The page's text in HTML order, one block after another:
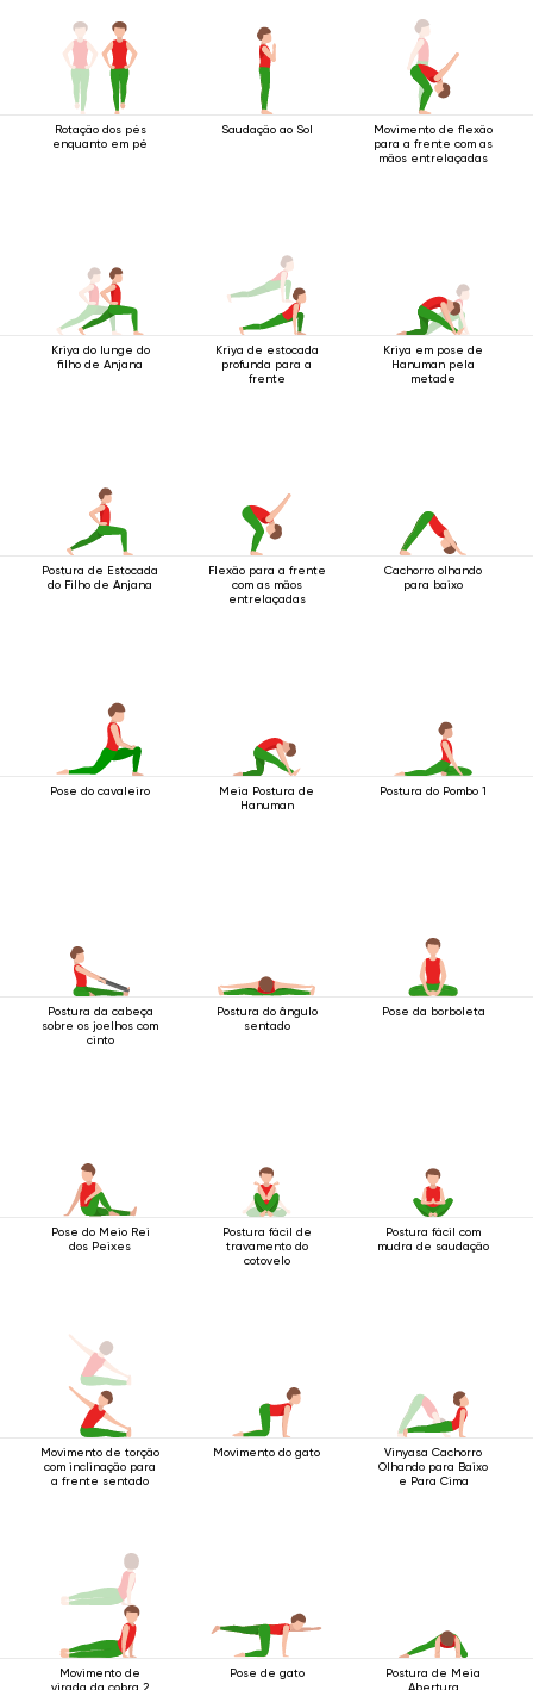
Rotação dos pés
enquanto em pé
Saudação ao Sol
Movimento de flexão
para a frente com as
mãos entrelaçadas
Kriya do lunge do
filho de Anjana
Kriya de estocada
profunda para a
frente
Kriya em pose de
Hanuman pela
metade
Postura de Estocada
do Filho de Anjana
Flexão para a frente
com as mãos
entrelaçadas
Cachorro olhando
para baixo
Pose do cavaleiro
Meia Postura de
Hanuman
Postura do Pombo 1
Postura da cabeça
sobre os joelhos com
cinto
Postura do ângulo
sentado
Pose da borboleta
Pose do Meio Rei
dos Peixes
Postura fácil de
travamento do
cotovelo
Postura fácil com
mudra de saudação
Movimento de torção
com inclinação para
a frente sentado
Movimento do gato
Vinyasa Cachorro
Olhando para Baixo
e Para Cima
Movimento de
virada da cobra 2
Pose de gato
Postura de Meia
Abertura